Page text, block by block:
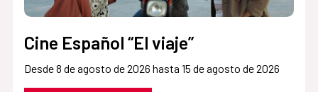
Cine Español “El viaje”
Desde 8 de agosto de 2026 hasta 15 de agosto de 2026